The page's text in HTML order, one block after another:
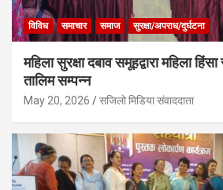
विविध समाचार समाज सुरक्षा/अपराध/दुर्घटना
महिला सुरक्षा दबाव समूहद्वारा महिला
तालिम सम्पन्न
May 20, 2026 सजिलो मिडिया संवाददाता